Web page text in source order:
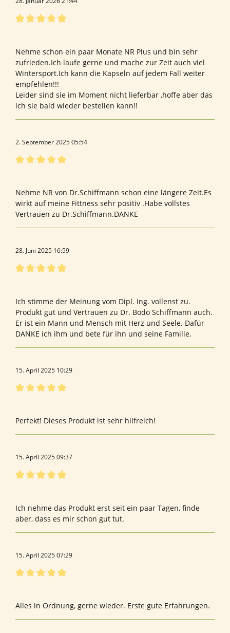
Nehme schon ein paar Monate NR Plus und bin sehr
zufrieden.Ich laufe gerne und mache zur Zeit auch viel
Wintersport.Ich kann die Kapseln auf jedem Fall weiter
empfehlen!!!
Leider sind sie im Moment nicht lieferbar ,hoffe aber das
ich sie bald wieder bestellen kann!!
2. September 2025 05:54
Nehme NR von Dr.Schiffmann schon eine längere Zeit.Es
wirkt auf meine Fittness sehr positiv .Habe vollstes
Vertrauen zu Dr.Schiffmann.DANKE
28. Juni 2025 16:59
Ich stimme der Meinung vom Dipl. Ing. vollenst zu.
Produkt gut und Vertrauen zu Dr. Bodo Schiffmann auch.
Er ist ein Mann und Mensch mit Herz und Seele. Dafür
DANKE ich ihm und bete für ihn und seine Familie.
15. April 2025 10:29
Perfekt! Dieses Produkt ist sehr hilfreich!
15. April 2025 09:37
Ich nehme das Produkt erst seit ein paar Tagen, finde
aber, dass es mir schon gut tut.
15. April 2025 07:29
Alles in Ordnung, gerne wieder. Erste gute Erfahrungen.